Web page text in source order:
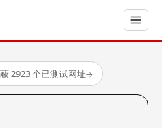
·2923 个已测试网址→